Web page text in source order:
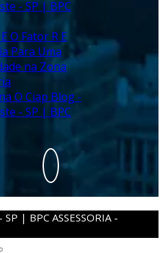
| BPC ASSESSORIA -